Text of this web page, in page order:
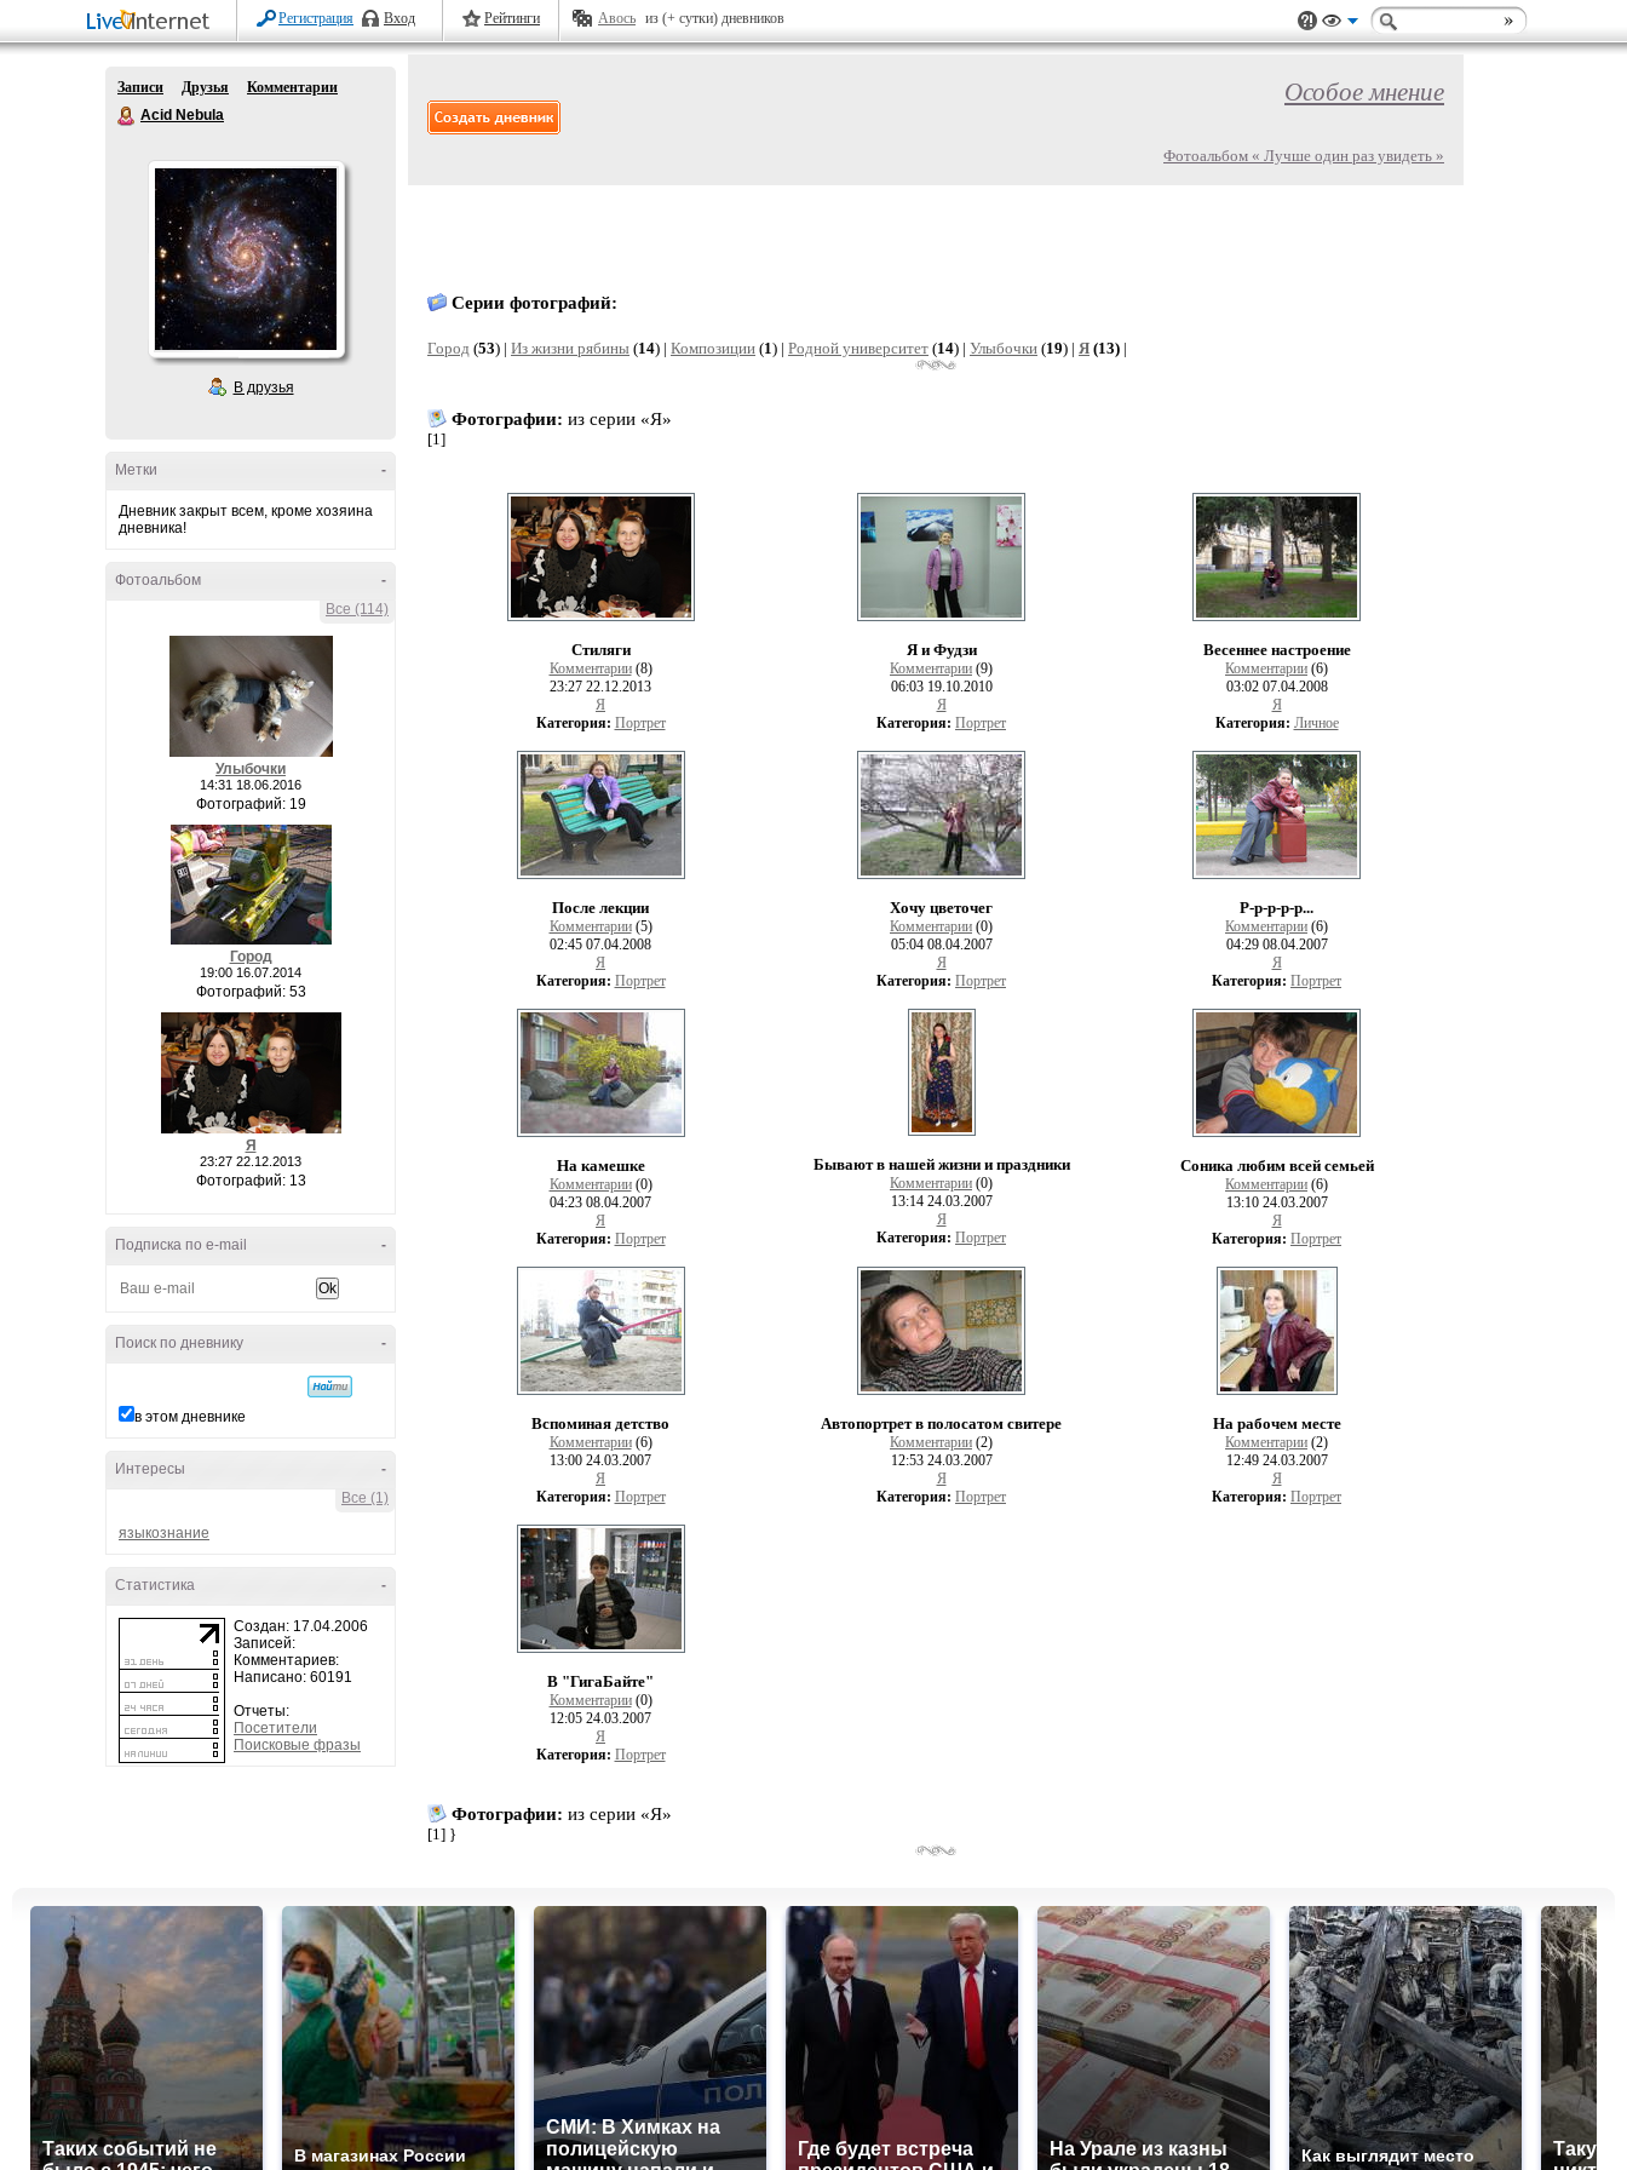
Регистрация Вход Рейтинги Авось из (+ сутки) дневников
Записи Друзья
Комментарии
Acid Nebula
В друзья
-
Метки
Дневник закрыт всем, кроме хозяина
дневника!
-
Фотоальбом
Все (114)
Улыбочки
14:31 18.06.2016
Фотографий: 19
Город
19:00 16.07.2014
Фотографий: 53
Я
23:27 22.12.2013
Фотографий: 13
-
Подписка по e-mail
-
Поиск по дневнику
в этом дневнике
-
Интересы
Все (1)
языкознание
-
Статистика
Создан: 17.04.2006
Записей:
Комментариев:
Написано: 60191
Отчеты:
Посетители
Поисковые фразы
Особое мнение
Фотоальбом « Лучше один раз увидеть »
Серии фотографий:
Город (53) | Из жизни рябины (14) | Композиции (1) | Родной университет (14) | Улыбочки (19) | Я (13) |
Фотографии: из серии «Я»
[1]
Стиляги
Комментарии(8)
23:27 22.12.2013
Я
Категория: Портрет
Я и Фудзи
Комментарии (9)
06:03 19.10.2010
Я
Категория: Портрет
Весеннее настроение
Комментарии (6)
03:02 07.04.2008
Я
Категория: Личное
После лекции
Комментарии(5)
02:45 07.04.2008
Я
Категория: Портрет
Хочу цветочег
Комментарии (0)
05:04 08.04.2007
Я
Категория: Портрет
Р-р-р-р-р...
Комментарии (6)
04:29 08.04.2007
Я
Категория: Портрет
На камешке
Комментарии(0)
04:23 08.04.2007
Я
Категория: Портрет
Бывают в нашей жизни и праздники
Комментарии (0)
13:14 24.03.2007
Я
Категория: Портрет
Соника любим всей семьей
Комментарии (6)
13:10 24.03.2007
Я
Категория: Портрет
Вспоминая детство
Комментарии(6)
13:00 24.03.2007
Я
Категория: Портрет
Автопортрет в полосатом свитере
Комментарии (2)
12:53 24.03.2007
Я
Категория: Портрет
На рабочем месте
Комментарии (2)
12:49 24.03.2007
Я
Категория: Портрет
В "ГигаБайте"
Комментарии(0)
12:05 24.03.2007
Я
Категория: Портрет
Фотографии: из серии «Я»
[1] }
Таких событий не
В магазинах России
СМИ: В Химках на
полицейскую
Где будет встреча
На Урале из казны
Как выглядит место
Такую